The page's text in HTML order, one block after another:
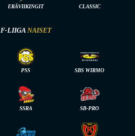
ERÄVIIKINGIT CLASSIC
F-LIIGA NAISET
PSS SBS WIRMO
SSRA SB-PRO